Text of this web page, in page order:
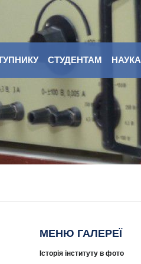
СТУДЕНТАМ НАУКА
МЕНЮ ГАЛЕРЕЇ
Історія інституту в фото